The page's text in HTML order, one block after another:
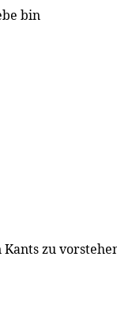
bin
zu